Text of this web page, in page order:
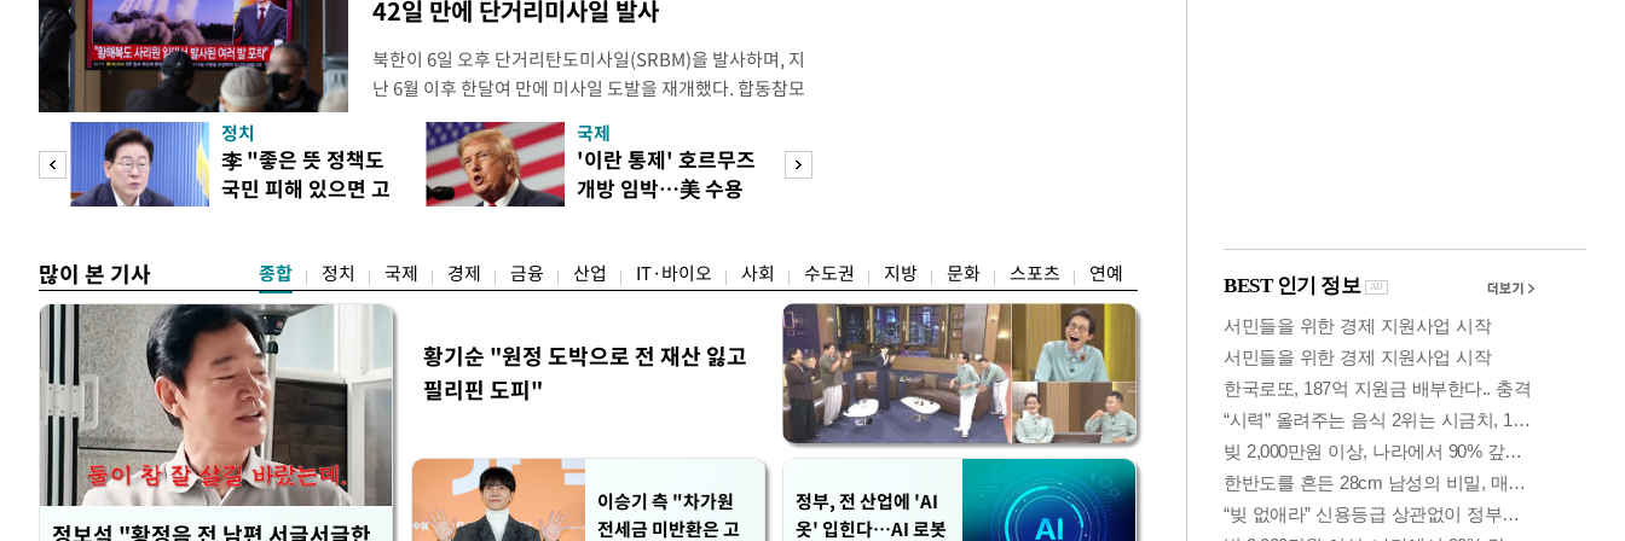
42일 만에 단거리미사일 발사
북한이 6일 오후 단거리탄도미사일(SRBM)을 발사하며, 지
난 6월 이후 한달여 만에 미사일 도발을 재개했다. 합동참모
본부에 따르면 우리 군은 6일 오후 5시께 북한 원산 일대에
서 동해상으로 발사된 단거리 탄도미사일을 포착했다. 이날
북한이 미사일을 몇 발 발사했는지는 아직 확인되지 않고 있
다. 한미 정보당국은 미사일의 정확한 제원과 사거
정치
李 "좋은 뜻 정책도
국민 피해 있으면 고
국제
'이란 통제' 호르무즈
개방 임박…美 수용
많이 본 기사 종합 정치 국제 경제 금융 산업 IT·바이오 사회 수도권 지방 문화 스포츠 연예
정보석 "황정음 전 남편 서글서글한
황기순 "원정 도박으로 전 재산 잃고
필리핀 도피"
이승기 측 "차가원
전세금 미반환은 고
정부, 전 산업에 'AI
옷' 입힌다…AI 로봇